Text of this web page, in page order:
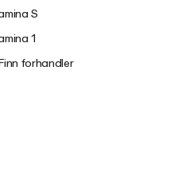
S
1
forhandler